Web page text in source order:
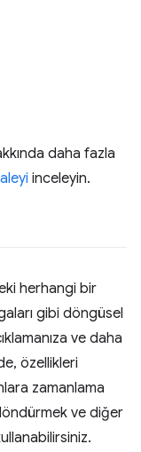
daha fazla
inceleyin.
herhangi bir
gibi döngüsel
ve daha
özellikleri
zamanlama
ve diğer